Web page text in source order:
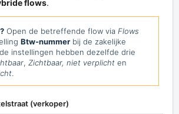
flows.
Open de betreffende flow via Flows
Btw-nummer bij de zakelijke
instellingen hebben dezelfde drie
, Zichtbaar, niet verplicht en
.
(verkoper)